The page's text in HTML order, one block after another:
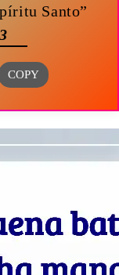
Santo”